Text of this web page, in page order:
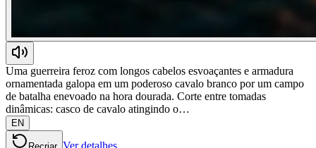
Uma guerreira feroz com longos cabelos esvoaçantes e armadura
ornamentada galopa em um poderoso cavalo branco por um campo
de batalha enevoado na hora dourada. Corte entre tomadas
dinâmicas: casco de cavalo atingindo o…
EN
Ver detalhes